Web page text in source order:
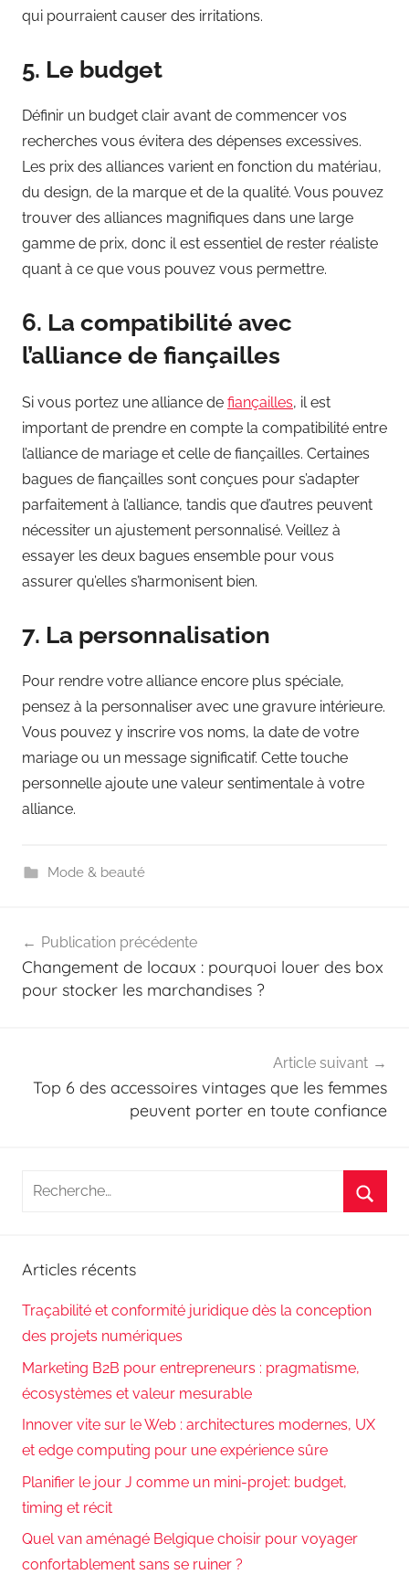
qui pourraient causer des irritations.
5. Le budget
Définir un budget clair avant de commencer vos
recherches vous évitera des dépenses excessives.
Les prix des alliances varient en fonction du matériau,
du design, de la marque et de la qualité. Vous pouvez
trouver des alliances magnifiques dans une large
gamme de prix, donc il est essentiel de rester réaliste
quant à ce que vous pouvez vous permettre.
6. La compatibilité avec
l’alliance de fiançailles
Si vous portez une alliance de fiançailles, il est
important de prendre en compte la compatibilité entre
l’alliance de mariage et celle de fiançailles. Certaines
bagues de fiançailles sont conçues pour s’adapter
parfaitement à l’alliance, tandis que d’autres peuvent
nécessiter un ajustement personnalisé. Veillez à
essayer les deux bagues ensemble pour vous
assurer qu’elles s’harmonisent bien.
7. La personnalisation
Pour rendre votre alliance encore plus spéciale,
pensez à la personnaliser avec une gravure intérieure.
Vous pouvez y inscrire vos noms, la date de votre
mariage ou un message significatif. Cette touche
personnelle ajoute une valeur sentimentale à votre
alliance.
Mode & beauté
de
l’article
Publication précédente
Changement de locaux : pourquoi louer des box
pour stocker les marchandises ?
Article suivant
Top 6 des accessoires vintages que les femmes
peuvent porter en toute confiance
Recherche
Articles récents
Traçabilité et conformité juridique dès la conception
des projets numériques
Marketing B2B pour entrepreneurs : pragmatisme,
écosystèmes et valeur mesurable
Innover vite sur le Web : architectures modernes, UX
et edge computing pour une expérience sûre
Planifier le jour J comme un mini-projet: budget,
timing et récit
Quel van aménagé Belgique choisir pour voyager
confortablement sans se ruiner ?